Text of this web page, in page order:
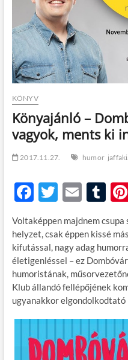
KÖNYV
Könyajánló –
vagyok, ments ki
2017.11.27. humor
F
e
b
o
o
k
T
itt
er
E
ail
T
m
bl
r
Voltaképpen majdnem csupa
helyzet, csak éppen kissé
kifutással, nagy adag
életigenléssel – ez
humoristának,
Klub állandó fellépőjének
ugyanakkor elgondolkodtató